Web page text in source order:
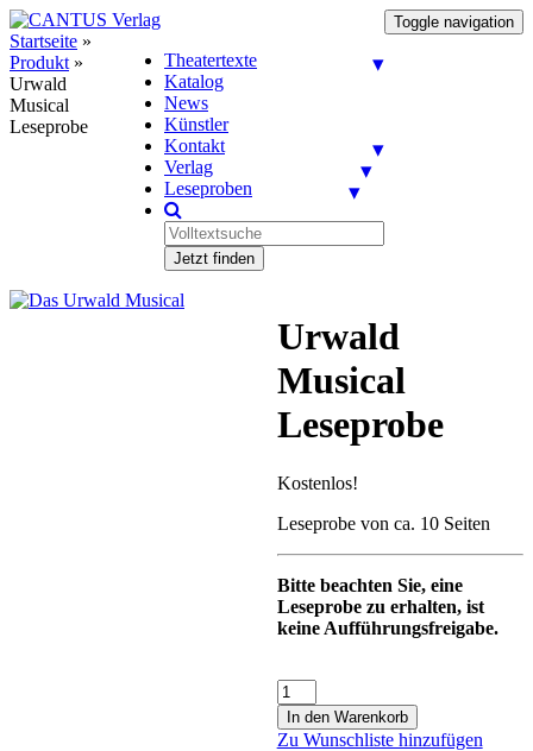
Toggle navigation
Theatertexte
Katalog
News
Künstler
Kontakt
Verlag
Leseproben
Jetzt finden
Startseite »
Produkt »
Urwald
Musical
Leseprobe
Urwald
Musical
Leseprobe
Kostenlos!
Leseprobe von ca. 10 Seiten
Bitte beachten Sie, eine
Leseprobe zu erhalten, ist
keine Aufführungsfreigabe.
In den Warenkorb
Zu Wunschliste hinzufügen